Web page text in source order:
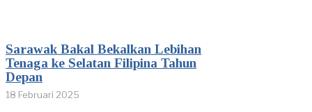
Sarawak Bakal Bekalkan Lebihan
Tenaga ke Selatan Filipina Tahun
Depan
18 Februari 2025